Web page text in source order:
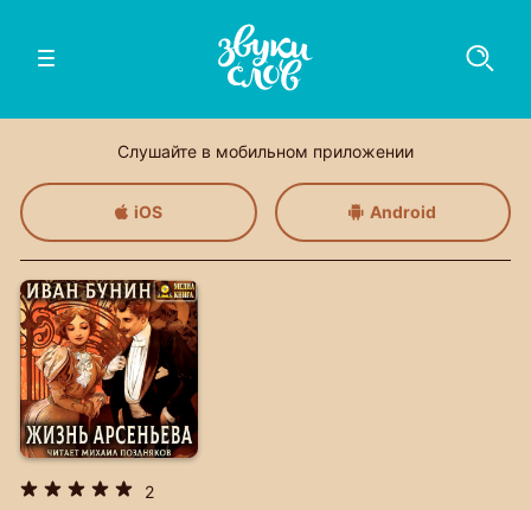
Слушайте в мобильном приложении
iOS Android
2